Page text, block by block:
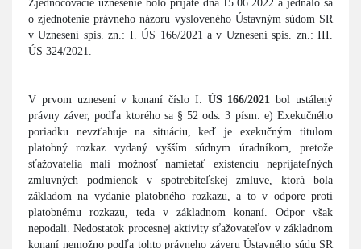
o zjednotenie právneho názoru vysloveného Ústavným súdom SR
v Uznesení spis. zn.: I. ÚS 166/2021 a v Uznesení spis. zn.: III.
ÚS 324/2021.
V prvom uznesení v konaní číslo I. ÚS 166/2021 bol ustálený
právny záver, podľa ktorého sa § 52 ods. 3 písm. e) Exekučného
poriadku nevzťahuje na situáciu, keď je exekučným titulom
platobný rozkaz vydaný vyšším súdnym úradníkom, pretože
sťažovatelia mali možnosť namietať existenciu neprijateľných
zmluvných podmienok v spotrebiteľskej zmluve, ktorá bola
základom na vydanie platobného rozkazu, a to v odpore proti
platobnému rozkazu, teda v základnom konaní. Odpor však
nepodali. Nedostatok procesnej aktivity sťažovateľov v základnom
konaní nemožno podľa tohto právneho záveru Ústavného súdu SR